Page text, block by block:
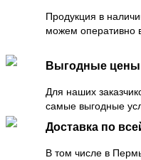
Продукция в
можем оперативно
Выгодные цены
Для наших
самые выгодные
Доставка по
В том числе в